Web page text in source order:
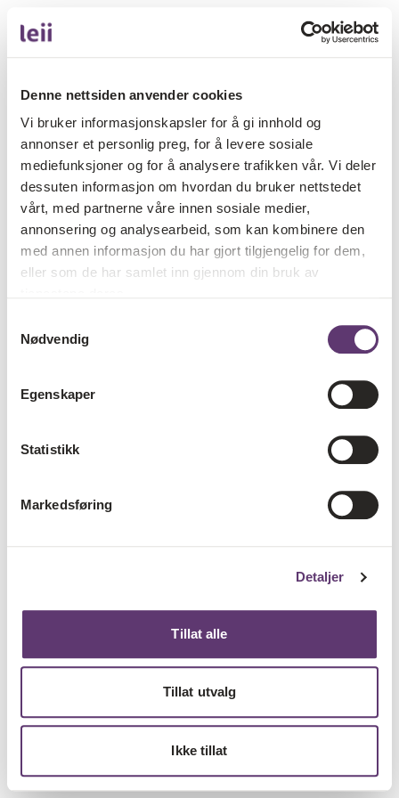
Denne nettsiden anvender cookies
Vi bruker informasjonskapsler for å gi innhold og
annonser et personlig preg, for å levere sosiale
mediefunksjoner og for å analysere trafikken vår. Vi deler
dessuten informasjon om hvordan du bruker nettstedet
vårt, med partnerne våre innen sosiale medier,
annonsering og analysearbeid, som kan kombinere den
med annen informasjon du har gjort tilgjengelig for dem,
eller som de har samlet inn gjennom din bruk av
Nødvendig
Egenskaper
Statistikk
Markedsføring
Detaljer
Tillat alle
Tillat utvalg
Ikke tillat